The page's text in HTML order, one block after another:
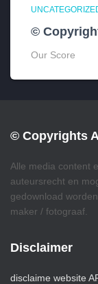
©
Our Score
© Copyrights
Alle media content
auteursrecht en
gedownload
maker / fotograaf.
Disclaimer
disclaime website